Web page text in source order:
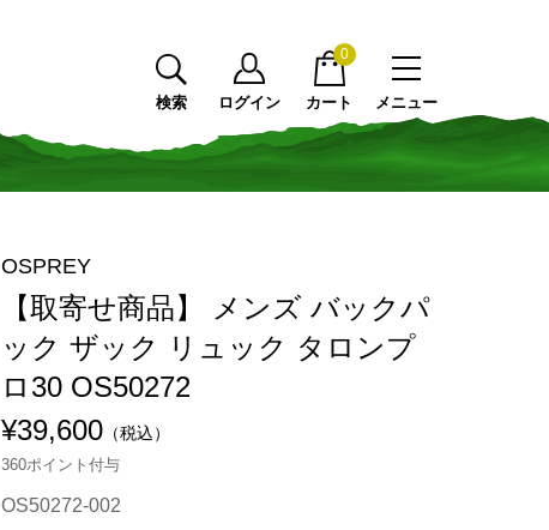
メニュー
検索 ログイン カート
0
OSPREY
【取寄せ商品】 メンズ バックパ
ック ザック リュック タロンプ
ロ30 OS50272
¥39,600 （税込）
360ポイント付与
OS50272-002